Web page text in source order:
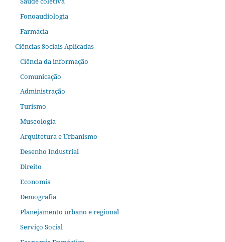
Fonoaudiologia
Farmácia
Ciências Sociais Aplicadas
Ciência da informação
Comunicação
Administração
Turismo
Museologia
Arquitetura e Urbanismo
Desenho Industrial
Direito
Economia
Demografia
Planejamento urbano e regional
Serviço Social